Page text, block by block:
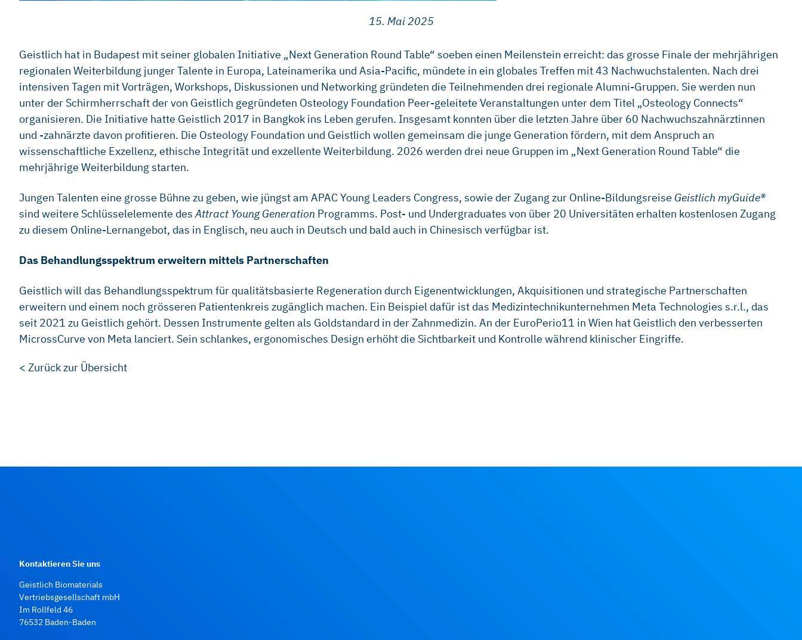
15. Mai 2025
Geistlich hat in Budapest mit seiner globalen Initiative „Next Generation Round Table“ soeben einen Meilenstein erreicht: das grosse Finale der mehrjährigen
regionalen Weiterbildung junger Talente in Europa, Lateinamerika und Asia-Pacific, mündete in ein globales Treffen mit 43 Nachwuchstalenten. Nach drei
intensiven Tagen mit Vorträgen, Workshops, Diskussionen und Networking gründeten die Teilnehmenden drei regionale Alumni-Gruppen. Sie werden nun
unter der Schirmherrschaft der von Geistlich gegründeten Osteology Foundation Peer-geleitete Veranstaltungen unter dem Titel „Osteology Connects“
organisieren. Die Initiative hatte Geistlich 2017 in Bangkok ins Leben gerufen. Insgesamt konnten über die letzten Jahre über 60 Nachwuchszahnärztinnen
und -zahnärzte davon profitieren. Die Osteology Foundation und Geistlich wollen gemeinsam die junge Generation fördern, mit dem Anspruch an
wissenschaftliche Exzellenz, ethische Integrität und exzellente Weiterbildung. 2026 werden drei neue Gruppen im „Next Generation Round Table“ die
mehrjährige Weiterbildung starten.
Jungen Talenten eine grosse Bühne zu geben, wie jüngst am APAC Young Leaders Congress, sowie der Zugang zur Online-Bildungsreise Geistlich myGuide®
sind weitere Schlüsselelemente desAttract Young Generation Programms. Post- und Undergraduates von über 20 Universitäten erhalten kostenlosen Zugang
zu diesem Online-Lernangebot, das in Englisch, neu auch in Deutsch und bald auch in Chinesisch verfügbar ist.
Das Behandlungsspektrum erweitern mittels Partnerschaften
Geistlich will das Behandlungsspektrum für qualitätsbasierte Regeneration durch Eigenentwicklungen, Akquisitionen und strategische Partnerschaften
erweitern und einem noch grösseren Patientenkreis zugänglich machen. Ein Beispiel dafür ist das Medizintechnikunternehmen Meta Technologies s.r.l., das
seit 2021 zu Geistlich gehört. Dessen Instrumente gelten als Goldstandard in der Zahnmedizin. An der EuroPerio11 in Wien hat Geistlich den verbesserten
MicrossCurve von Meta lanciert. Sein schlankes, ergonomisches Design erhöht die Sichtbarkeit und Kontrolle während klinischer Eingriffe.
< Zurück zur Übersicht
Kontaktieren Sie uns
Geistlich Biomaterials
Vertriebsgesellschaft mbH
Im Rollfeld 46
76532 Baden‑Baden